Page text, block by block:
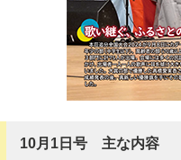
10月1日号 主な内容